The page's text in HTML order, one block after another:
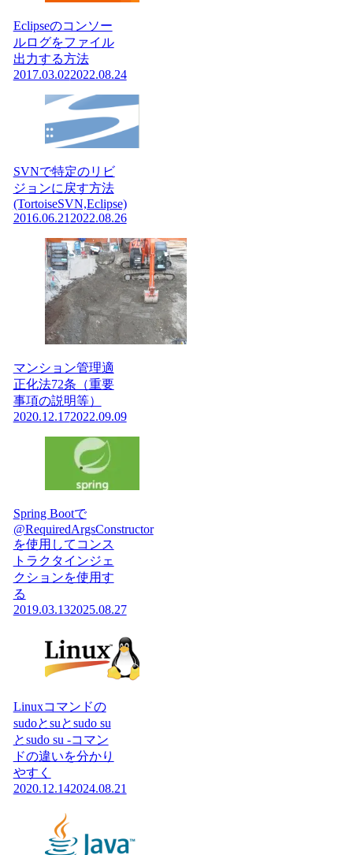
Eclipseのコンソー
ルログをファイル
出力する方法
2017.03.022022.08.24
SVNで特定のリビ
ジョンに戻す方法
(TortoiseSVN,Eclipse)
2016.06.21 2022.08.26
マンション管理適
正化法72条（重要
事項の説明等）
2020.12.172022.09.09
Spring Bootで
@RequiredArgsConstructor
を使用してコンス
トラクタインジェ
クションを使用す
る
2019.03.132025.08.27
Linuxコマンドの
sudoとsuとsudo su
とsudo su -コマン
ドの違いを分かり
やすく
2020.12.142024.08.21